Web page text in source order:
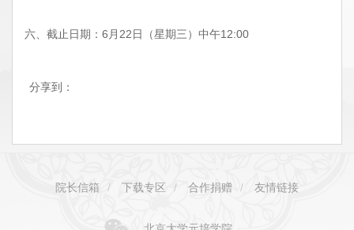
六、截止日期：6月22日（星期三）中午12:00
分享到：
院长信箱 / 下载专区 / 合作捐赠 / 友情链接